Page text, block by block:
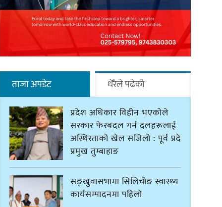
ताजा अपडेट धेरैले पढेको
प्रदेश अधिकार विहीन भएकोले
सरकार फेरबदल गर्न दलहरूलाई
अस्थिरताको खेल सजिलो : पूर्व प्रदेश
प्रमुख तुम्बाहाङ
सङ्खुवासभामा सिलिचोङ स्वास्थ्य
कार्यसम्पादनमा पहिलो